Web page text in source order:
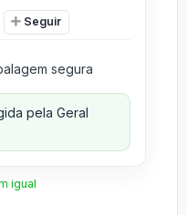
Seguir
segura
pela Geral
igual